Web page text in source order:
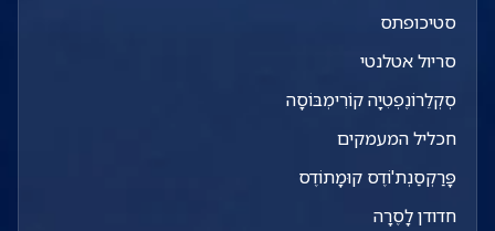
סטיכופתס
סריול אטלנטי
סְקְלֵרוֹנֶפְטִיָה קוֹרִימְבּוֹסָה
חכליל המעמקים
פָּרַקְסַנְת'וֹדֶס קוּמָתוֹדֶס
חדודן לָסֶרָה